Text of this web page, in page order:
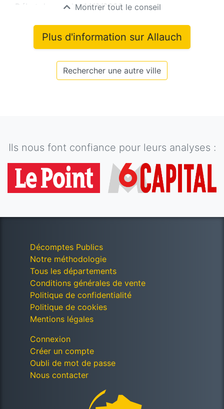
Début du mandat14/2/2026
Montrer tout le conseil
Plus d'information sur Allauch
Rechercher une autre ville
Ils nous font confiance pour leurs analyses :
Décomptes Publics
Notre méthodologie
Tous les départements
Conditions générales de vente
Politique de confidentialité
Politique de cookies
Mentions légales
Connexion
Créer un compte
Oubli de mot de passe
Nous contacter